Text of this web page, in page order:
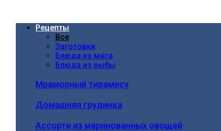
Рецепты
Все
Заготовки
Блюда из мяса
Блюда из рыбы
Мраморный тирамису
Домашняя грудинка
Ассорти из маринованных овощей